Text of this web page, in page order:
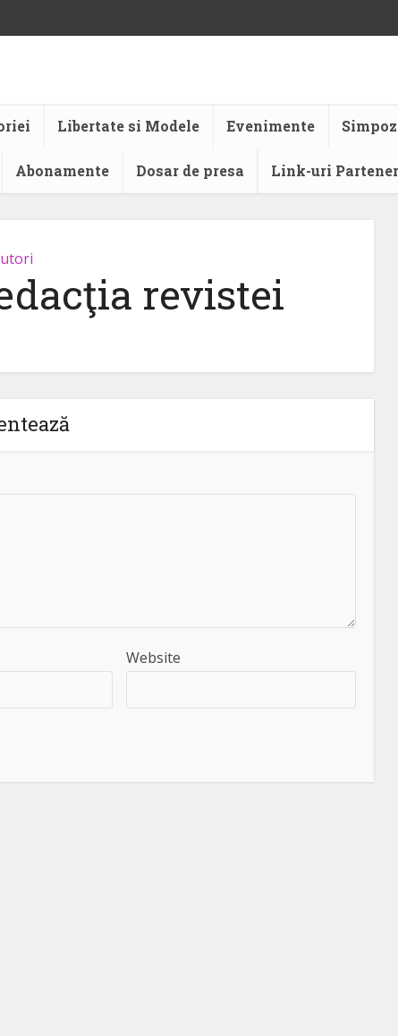
Libertate si Modele Evenimente
Abonamente Dosar de presa Link-uri
revistei
Website